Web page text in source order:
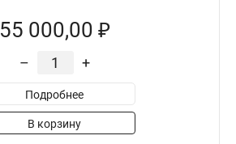
55 000,00 ₽
– +
Подробнее
В корзину